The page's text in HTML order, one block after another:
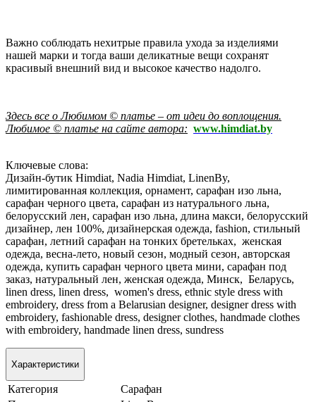
Важно соблюдать нехитрые правила ухода за изделиями
нашей марки и тогда ваши деликатные вещи сохранят
красивый внешний вид и высокое качество надолго.
Здесь все о Любимом © платье – от идеи до воплощения.
Любимое © платье на сайте автора: www.himdiat.by
Ключевые слова:
Дизайн-бутик Himdiat, Nadia Himdiat, LinenBy,
лимитированная коллекция, орнамент, сарафан изо льна,
сарафан черного цвета, сарафан из натурального льна,
белорусский лен, сарафан изо льна, длина макси, белорусский
дизайнер, лен 100%, дизайнерская одежда, fashion, стильный
сарафан, летний сарафан на тонких бретельках, женская
одежда, весна-лето, новый сезон, модный сезон, авторская
одежда, купить сарафан черного цвета мини, сарафан под
заказ, натуральный лен, женская одежда, Минск, Беларусь,
linen dress, linen dress, women's dress, ethnic style dress with
embroidery, dress from a Belarusian designer, designer dress with
embroidery, fashionable dress, designer clothes, handmade clothes
with embroidery, handmade linen dress, sundress
Характеристики
Категория
Сарафан